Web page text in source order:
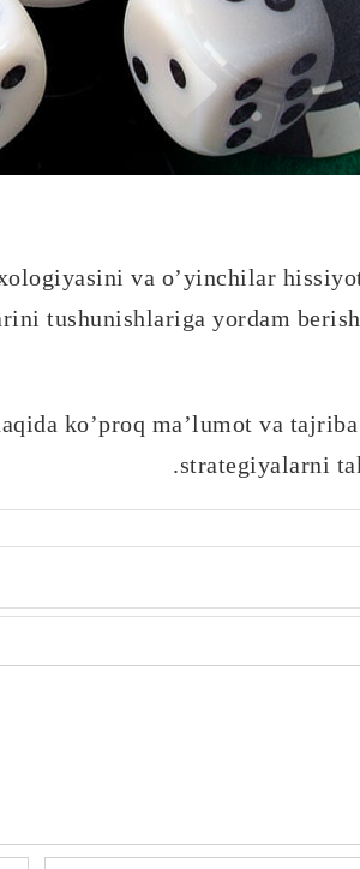
va o’yinchilar
tushunishlariga yordam
ko’proq ma’lumot va
strategiyalarni